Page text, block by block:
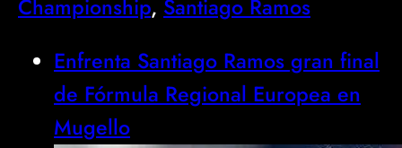
Championship, Santiago Ramos
Enfrenta Santiago Ramos gran final
de Fórmula Regional Europea en
Mugello